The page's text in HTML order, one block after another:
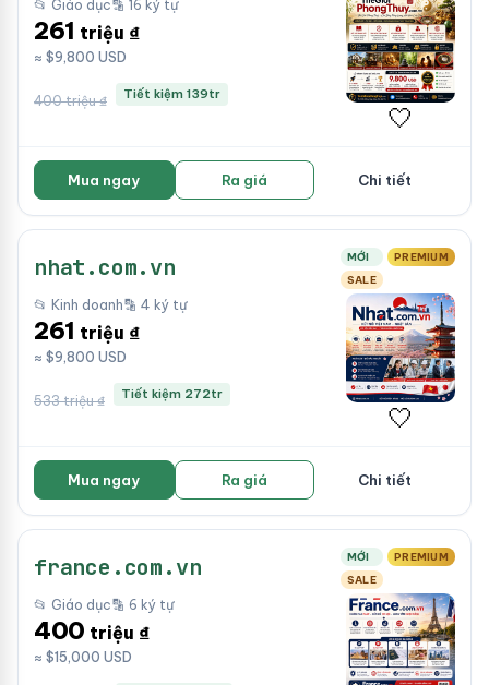
📂 Giáo dục🔡 16 ký tự
261 triệu ₫
≈ $9,800 USD
400 triệu ₫ Tiết kiệm 139tr
🤍
Mua ngay Ra giá Chi tiết
nhat.com.vn MỚI
PREMIUM
SALE
📂 Kinh doanh🔡 4 ký tự
261 triệu ₫
≈ $9,800 USD
533 triệu ₫ Tiết kiệm 272tr
🤍
Mua ngay Ra giá Chi tiết
france.com.vn MỚI
PREMIUM
SALE
📂 Giáo dục🔡 6 ký tự
400 triệu ₫
≈ $15,000 USD